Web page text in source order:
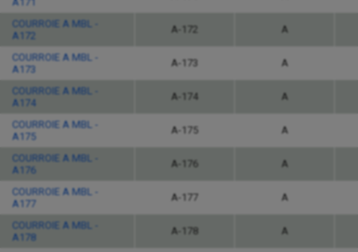
COURROIE A MBL -
A172
A-172 A
COURROIE A MBL -
A173
A-173 A
COURROIE A MBL -
A174
A-174 A
COURROIE A MBL -
A175
A-175 A
COURROIE A MBL -
A176
A-176 A
COURROIE A MBL -
A177
A-177 A
COURROIE A MBL -
A178
A-178 A